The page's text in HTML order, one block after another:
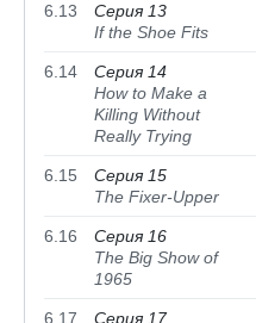
6.13
Серия 13
If the Shoe Fits
6.14
Серия 14
How to Make a
Killing Without
Really Trying
6.15
Серия 15
The Fixer-Upper
6.16
Серия 16
The Big Show of
1965
6.17
Серия 17